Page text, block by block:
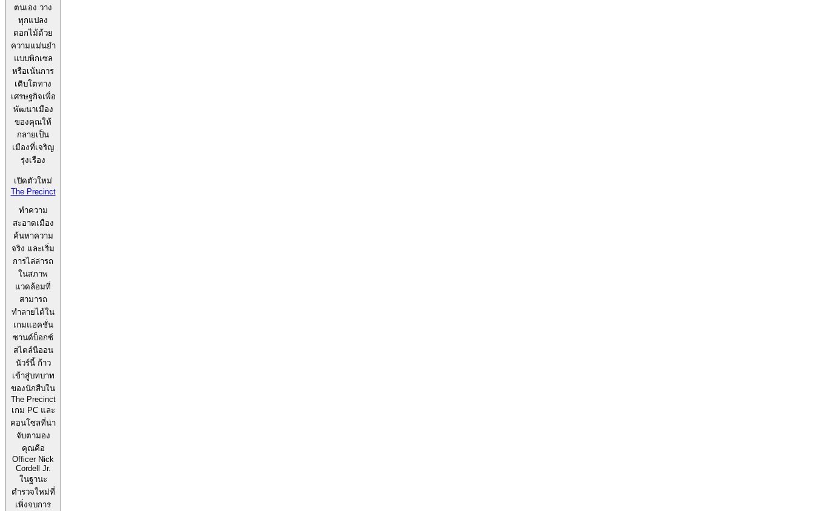
ตนเอง วาง
ทุกแปลง
ดอกไม้ด้วย
ความแม่นยำ
แบบพิกเซล
หรือเน้นการ
เติบโตทาง
เศรษฐกิจเพื่อ
พัฒนาเมือง
ของคุณให้
กลายเป็น
เมืองที่เจริญ
รุ่งเรือง
เปิดตัวใหม่
The Precinct
ทำความ
สะอาดเมือง
ค้นหาความ
จริง และเริ่ม
การไล่ล่ารถ
ในสภาพ
แวดล้อมที่
สามารถ
ทำลายได้ใน
เกมแอคชั่น
ซานด์บ็อกซ์
สไตล์นีออน
นัวร์นี้ ก้าว
เข้าสู่บทบาท
ของนักสืบใน
The Precinct
เกม PC และ
คอนโซลที่น่า
จับตามอง
คุณคือ
Officer Nick
Cordell Jr.
ในฐานะ
ตำรวจใหม่ที่
เพิ่งจบการ